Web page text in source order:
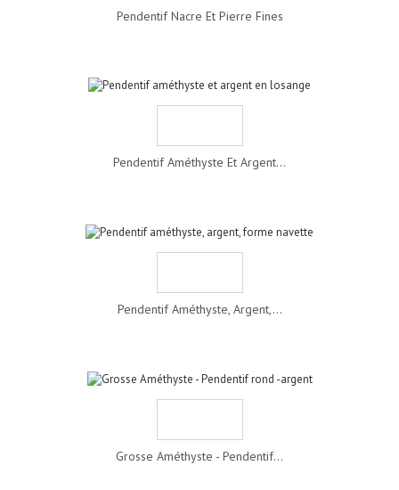
Pendentif Nacre Et Pierre Fines
Pendentif Améthyste Et Argent...
Pendentif Améthyste, Argent,...
Grosse Améthyste - Pendentif...